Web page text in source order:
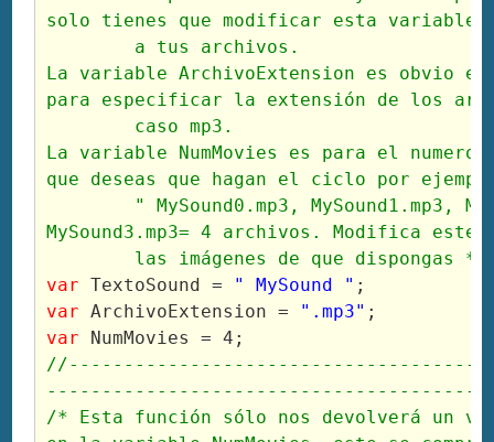
solo tienes que modificar esta variable
	a tus archivos.
La variable ArchivoExtension es obvio
para especificar la extensión de los
	caso mp3.
La variable NumMovies es para el
que deseas que hagan el ciclo por
MySound3.mp3= 4 archivos. Modifica este
	las imágenes de que dispongas */
var TextoSound = " MySound " ;
var ArchivoExtension = ".mp3" ;
var NumMovies = 4;
/* Esta función sólo nos devolverá un